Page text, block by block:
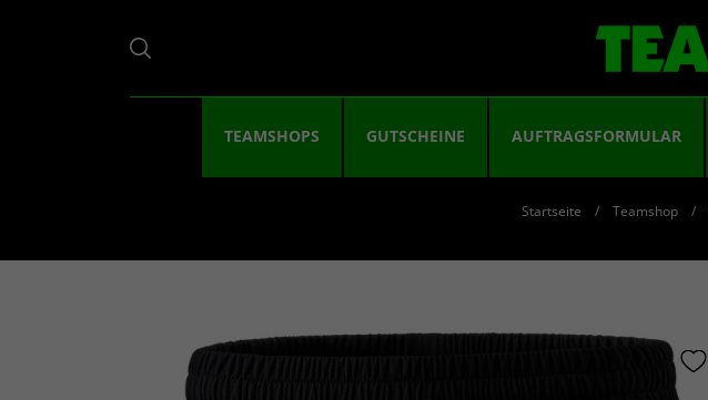
TEAMSHOPS GUTSCHEINE AUFTRAGSFORMULAR
Startseite Teamshop